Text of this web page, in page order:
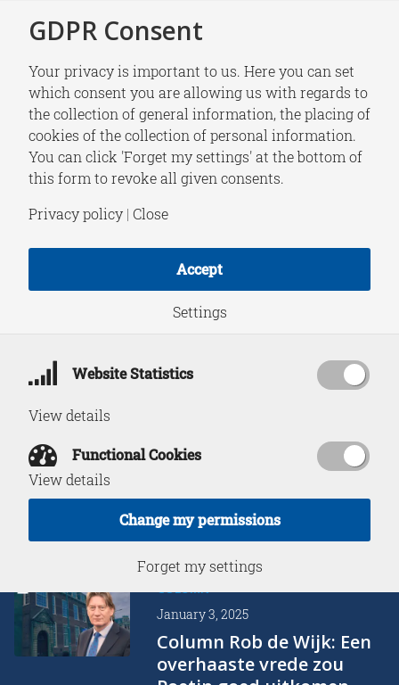
News
Home /Column
Column Nieuwe Oogst:
‘Mercosur gaat niet over
Read more
COLUMN
January 3, 2025
Column Rob de Wijk: Een
overhaaste vrede zou
GDPR Consent
Your privacy is important to us. Here you can set
which consent you are allowing us with regards to
the collection of general information, the placing of
cookies of the collection of personal information.
You can click 'Forget my settings' at the bottom of
this form to revoke all given consents.
Privacy policy | Close
Accept
Settings
Website Statistics
View details
Functional Cookies
View details
Change my permissions
Forget my settings